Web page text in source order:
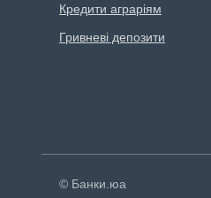
Кредити аграріям
Гривневі депозити
© Банки.юа